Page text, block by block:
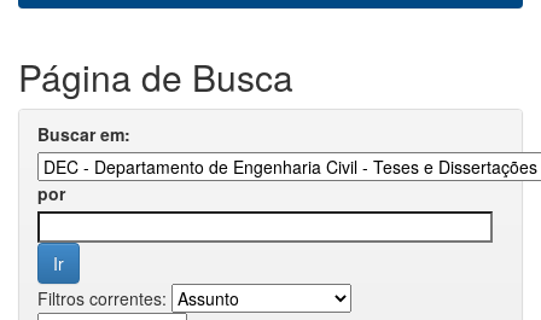
Página de Busca
Buscar em:
por
Filtros correntes: